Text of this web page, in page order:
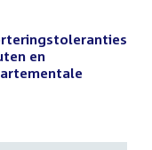
en